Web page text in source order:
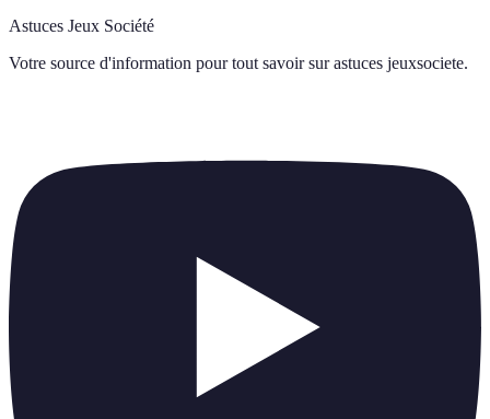
Astuces Jeux Société
Votre source d'information pour tout savoir sur astuces jeuxsociete.